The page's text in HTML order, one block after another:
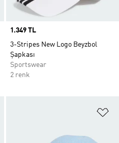
Price
1.349 TL
3-Stripes New Logo Beyzbol
Şapkası
Sportswear
2 renk